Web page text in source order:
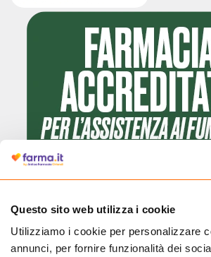
Questo sito web utilizza i cookie
Utilizziamo i cookie per personalizzare
annunci, per fornire funzionalità dei
Cliccando il badge, puoi verificare che Farma.it è
autorizzata dal Ministero della Salute a effettuare la